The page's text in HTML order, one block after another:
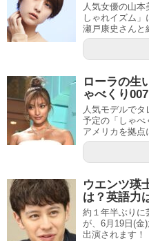
人気女優の山
しゃれイズム
瀬戸康史さんと
ローラの生
ゃべくり007
人気モデルで
予定の「しゃべ
アメリカを拠点
ウエンツ瑛
は？英語力
約１年半ぶりに
が、6月19日(
出演されます！